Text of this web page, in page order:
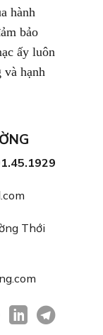
hành
bảo
ấy luôn
và hạnh
Thới